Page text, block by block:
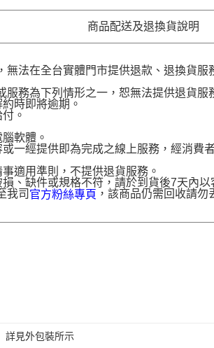
商品配送及退換貨說明
無法在全台實體門市提供退款、退換貨
服務為下列情形之一，恕無法提供退貨服
時即將逾期。
。
軟體。
一經提供即為完成之線上服務，經消費
適用準則，不提供退貨服務。
、缺件或規格不符，請於到貨後7天內
我司 官方粉絲專頁 ，該商品仍需回收請
詳見外包裝所示